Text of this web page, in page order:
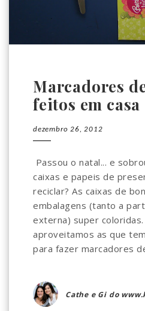
Marcadores
feitos em casa
dezembro 26, 2012
Passou o natal... e
caixas e papeis de
reciclar? As caixas de
embalagens (tanto a
externa) super coloridas.
aproveitamos as que
para fazer marcadores
Cathe e Gi do